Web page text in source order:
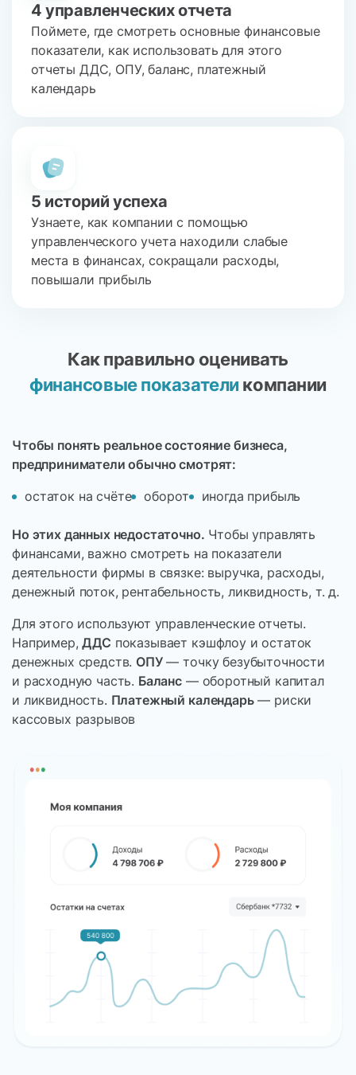
4 управленческих отчета
Поймете, где смотреть основные финансовые
показатели, как использовать для этого
отчеты ДДС, ОПУ, баланс, платежный
календарь
5 историй успеха
Узнаете, как компании с помощью
управленческого учета находили слабые
места в финансах, сокращали расходы,
повышали прибыль
Как правильно оценивать
финансовые показателикомпании
Чтобы понять реальное состояние бизнеса,
предприниматели обычно смотрят:
остаток на счёте
оборот иногда прибыль
Но этих данных недостаточно. Чтобы управлять
финансами, важно смотреть на показатели
деятельности фирмы в связке: выручка, расходы,
денежный поток, рентабельность, ликвидность, т. д.
Для этого используют управленческие отчеты.
Например,ДДС показывает кэшфлоу и остаток
денежных средств. ОПУ— точку безубыточности
и расходную часть. Баланс — оборотный капитал
и ликвидность. Платежный календарь— риски
кассовых разрывов